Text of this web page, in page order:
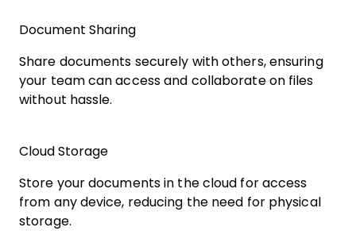
Document Sharing
Share documents securely with others, ensuring
your team can access and collaborate on files
without hassle.
Cloud Storage
Store your documents in the cloud for access
from any device, reducing the need for physical
storage.